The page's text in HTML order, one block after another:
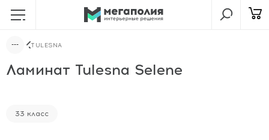
TULESNA
Ламинат Tulesna Selene
33 класс